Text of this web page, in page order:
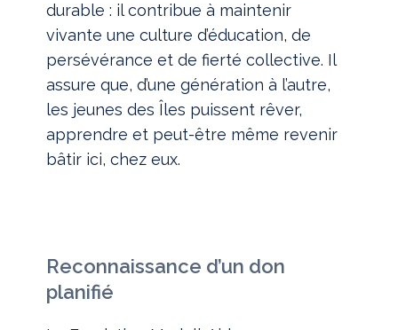
durable : il contribue à maintenir
vivante une culture d’éducation, de
persévérance et de fierté collective. Il
assure que, d’une génération à l’autre,
les jeunes des Îles puissent rêver,
apprendre et peut-être même revenir
bâtir ici, chez eux.
Reconnaissance d’un don
planifié